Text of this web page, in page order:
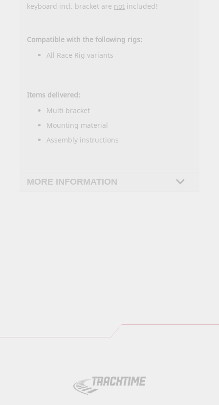
keyboard incl. bracket are not included!
Compatible with the following rigs:
All Race Rig variants
Items delivered:
Multi bracket
Mounting material
Assembly instructions
MORE INFORMATION